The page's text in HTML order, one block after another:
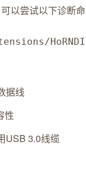
以尝试以下诊断
据线
性
USB 3.0线缆